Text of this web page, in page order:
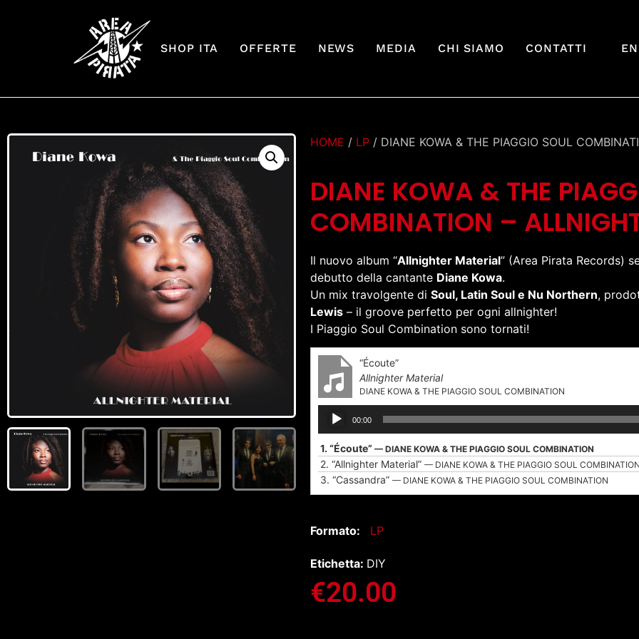
SHOP ITA OFFERTE NEWS MEDIA CHI SIAMO CONTATTI
HOME / LP / DIANE KOWA & THE PIAGGIO SOUL
DIANE KOWA & THE
COMBINATION –
Il nuovo album “Allnighter Material” (Area Pirata Records)
debutto della cantante Diane Kowa.
Un mix travolgente diSoul, Latin Soul e Nu Northern,
Lewis – il groove perfetto per ogni allnighter!
I Piaggio Soul Combination sono tornati!
“Écoute”
Allnighter Material
DIANE KOWA & THE PIAGGIO SOUL COMBINATION
Audio
Player
00:00
1.“Écoute”— DIANE KOWA & THE PIAGGIO SOUL COMBINATION
2.“Allnighter Material”— DIANE KOWA & THE PIAGGIO SOUL COMBINATION
3.“Cassandra”— DIANE KOWA & THE PIAGGIO SOUL COMBINATION
Formato: LP
Etichetta: DIY
€20.00